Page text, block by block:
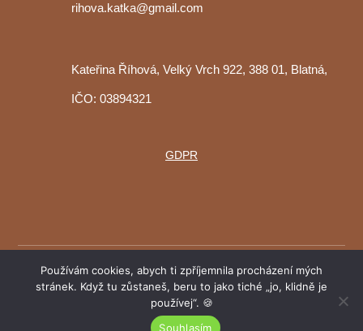
rihova.katka@gmail.com
Kateřina Říhová, Velký Vrch 922, 388 01, Blatná,
IČO: 03894321
GDPR
Web byBoostMax
Používám cookies, abych ti zpříjemnila procházení mých
stránek. Když tu zůstaneš, beru to jako tiché „jo, klidně je
používej“. 🍪
Souhlasím